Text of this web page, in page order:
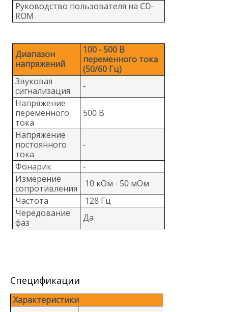
Руководство пользователя на CD-
ROM
Диапазон
напряжений
100 - 500 В
переменного тока
(50/60 Гц)
Звуковая
сигнализация
-
Напряжение
переменного
тока
500 В
Напряжение
постоянного
тока
-
Фонарик
-
Измерение
сопротивления
10 кОм - 50 мОм
Частота
128 Гц
Чередование
фаз
Да
Спецификации
Характеристики